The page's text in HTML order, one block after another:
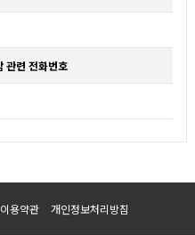
관련 전화번호
이용약관 개인정보처리방침